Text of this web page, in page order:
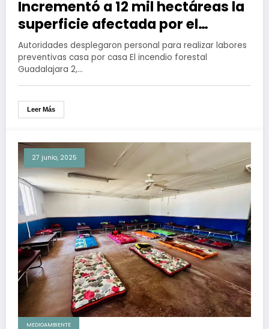
Incrementó a 12 mil hectáreas la
superficie afectada por el
incendio forestal en Tecate
Autoridades desplegaron personal para realizar labores
preventivas casa por casa El incendio forestal
Guadalajara 2,…
Leer Más
27 junio, 2025
MEDIOAMBIENTE